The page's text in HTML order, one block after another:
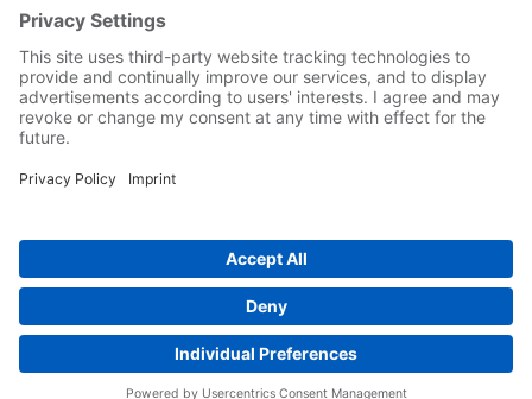
Yaskawa työpaikkana
Seuraa meitä..
Koti Yleiset toimitus- ja maksuehdot
Cookie Choices
Whistleblowing